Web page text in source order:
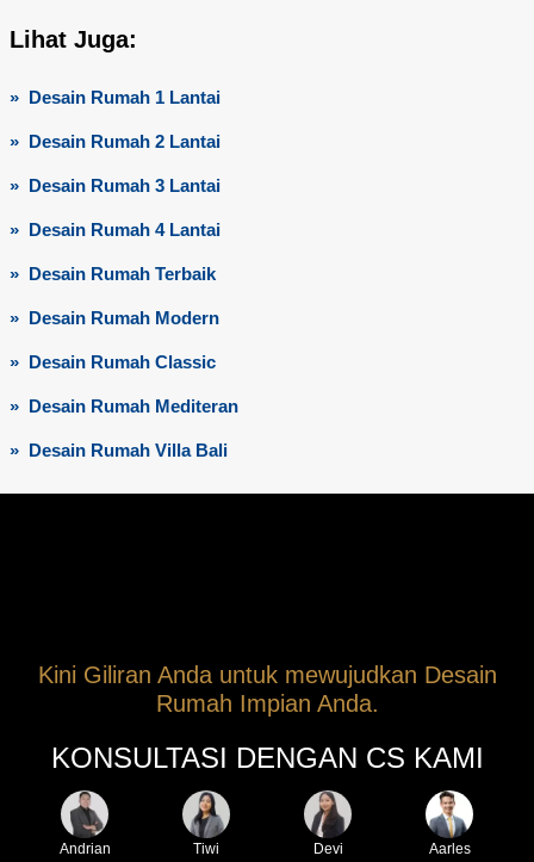
Lihat Juga:
» Desain Rumah 1 Lantai
» Desain Rumah 2 Lantai
» Desain Rumah 3 Lantai
» Desain Rumah 4 Lantai
» Desain Rumah Terbaik
» Desain Rumah Modern
» Desain Rumah Classic
» Desain Rumah Mediteran
» Desain Rumah Villa Bali
Kini Giliran Anda untuk mewujudkan Desain
Rumah Impian Anda.
KONSULTASI DENGAN CS KAMI
Andrian Tiwi Devi Aarles